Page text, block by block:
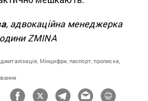
, адвокаційна менеджерка
ZMINA
Мінцифри, паспорт, прописка,